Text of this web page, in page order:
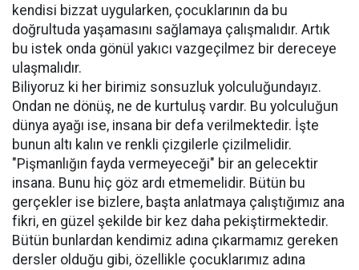
kendisi bizzat uygularken, çocuklarının da bu
doğrultuda yaşamasını sağlamaya çalışmalıdır. Artık
bu istek onda gönül yakıcı vazgeçilmez bir dereceye
ulaşmalıdır.
Biliyoruz ki her birimiz sonsuzluk yolculuğundayız.
Ondan ne dönüş, ne de kurtuluş vardır. Bu yolculuğun
dünya ayağı ise, insana bir defa verilmektedir. İşte
bunun altı kalın ve renkli çizgilerle çizilmelidir.
"Pişmanlığın fayda vermeyeceği" bir an gelecektir
insana. Bunu hiç göz ardı etmemelidir. Bütün bu
gerçekler ise bizlere, başta anlatmaya çalıştığımız ana
fikri, en güzel şekilde bir kez daha pekiştirmektedir.
Bütün bunlardan kendimiz adına çıkarmamız gereken
dersler olduğu gibi, özellikle çocuklarımız adına